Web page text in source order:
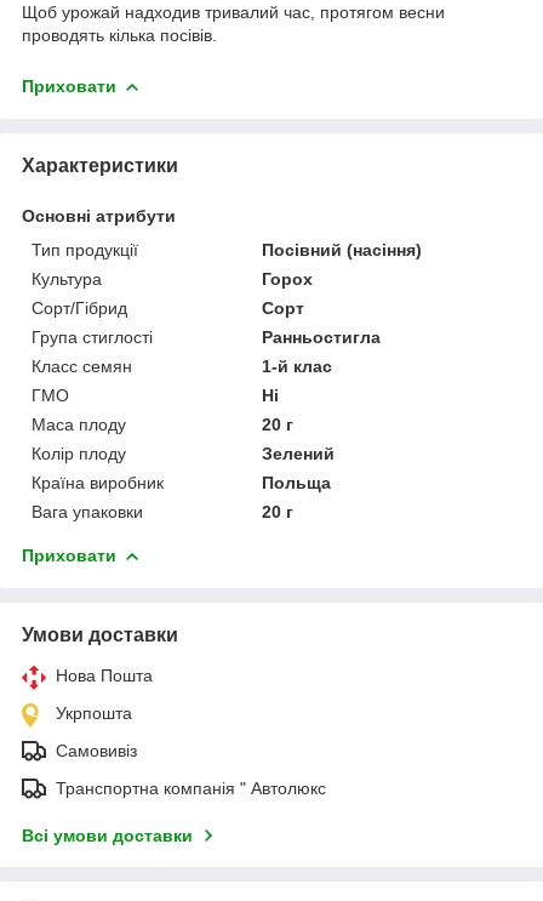
Щоб урожай надходив тривалий час, протягом весни
проводять кілька посівів.
Приховати
Характеристики
Основні атрибути
Тип продукції
Посівний (насіння)
Культура
Горох
Сорт/Гібрид
Сорт
Група стиглості
Ранньостигла
Класс семян
1-й клас
ГМО
Ні
Маса плоду
20 г
Колір плоду
Зелений
Країна виробник
Польща
Вага упаковки
20 г
Приховати
Умови доставки
Нова Пошта
Укрпошта
Самовивіз
Транспортна компанія " Автолюкс
Всі умови доставки